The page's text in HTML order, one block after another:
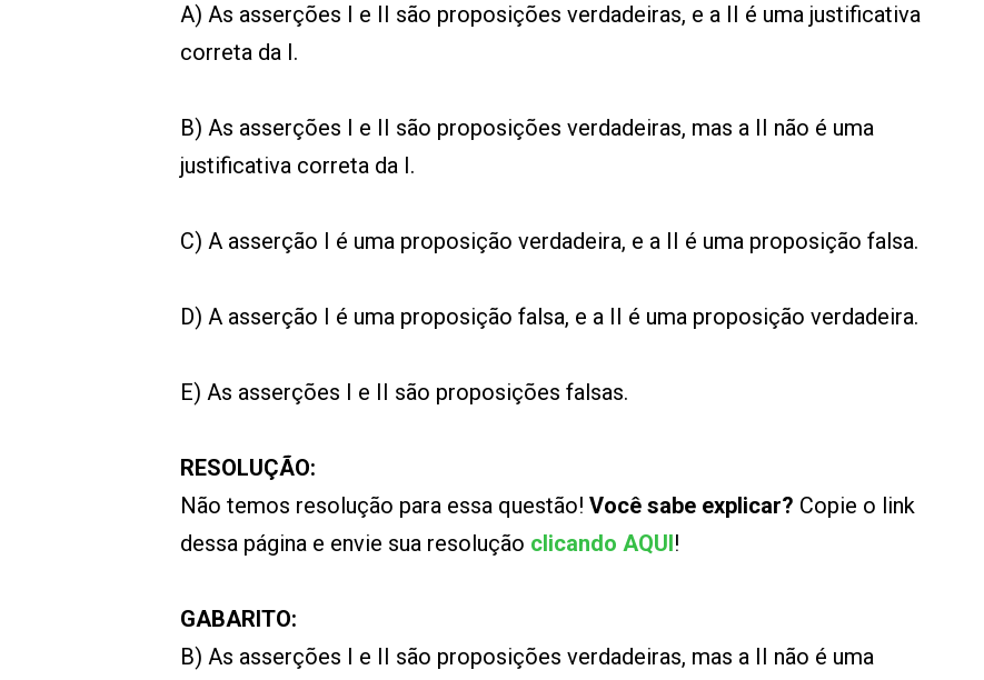
A) As asserções I e II são proposições verdadeiras, e a II é uma justificativa
correta da I.
B) As asserções I e II são proposições verdadeiras, mas a II não é uma
justificativa correta da I.
C) A asserção I é uma proposição verdadeira, e a II é uma proposição falsa.
D) A asserção I é uma proposição falsa, e a II é uma proposição verdadeira.
E) As asserções I e II são proposições falsas.
RESOLUÇÃO:
Não temos resolução para essa questão! Você sabe explicar? Copie o link
dessa página e envie sua resolução clicando AQUI!
GABARITO:
B) As asserções I e II são proposições verdadeiras, mas a II não é uma